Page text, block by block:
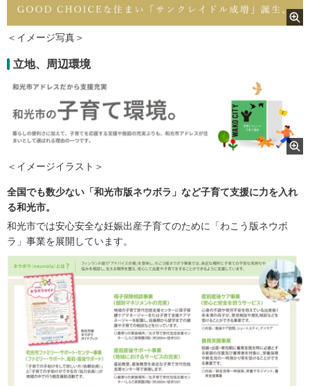
＜イメージ写真＞
立地、周辺環境
＜イメージイラスト＞
全国でも数少ない「和光市版ネウボラ」など子育て支援に力を入れ
る和光市。
和光市では安心安全な妊娠出産子育てのために「わこう版ネウボ
ラ」事業を展開しています。